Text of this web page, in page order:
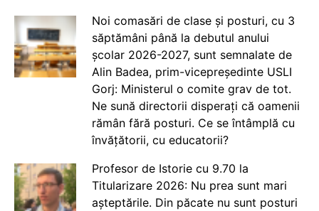
Noi comasări de clase și posturi, cu 3
săptămâni până la debutul anului
școlar 2026-2027, sunt semnalate de
Alin Badea, prim-vicepreședinte USLI
Gorj: Ministerul o comite grav de tot.
Ne sună directorii disperați că oamenii
rămân fără posturi. Ce se întâmplă cu
învățătorii, cu educatorii?
Profesor de Istorie cu 9.70 la
Titularizare 2026: Nu prea sunt mari
așteptările. Din păcate nu sunt posturi